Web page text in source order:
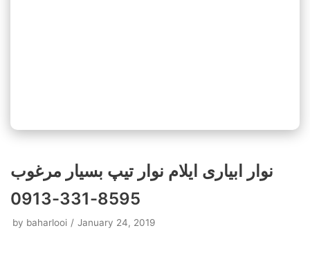
نوار ابیاری ایلام نوار تیپ بسیار مرغوب
8595-331-0913
by baharlooi January 24, 2019